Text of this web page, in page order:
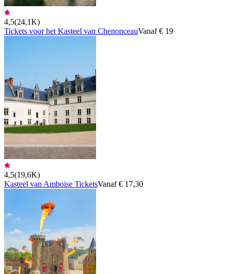
4,5(24,1K)
Tickets voor het Kasteel van ChenonceauVanaf € 19
4,5(19,6K)
Kasteel van Amboise TicketsVanaf € 17,30